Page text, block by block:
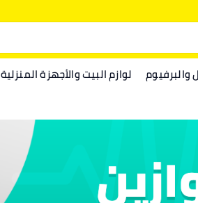
والبرفيوم لوازم البيت والأجهزة المنزلية